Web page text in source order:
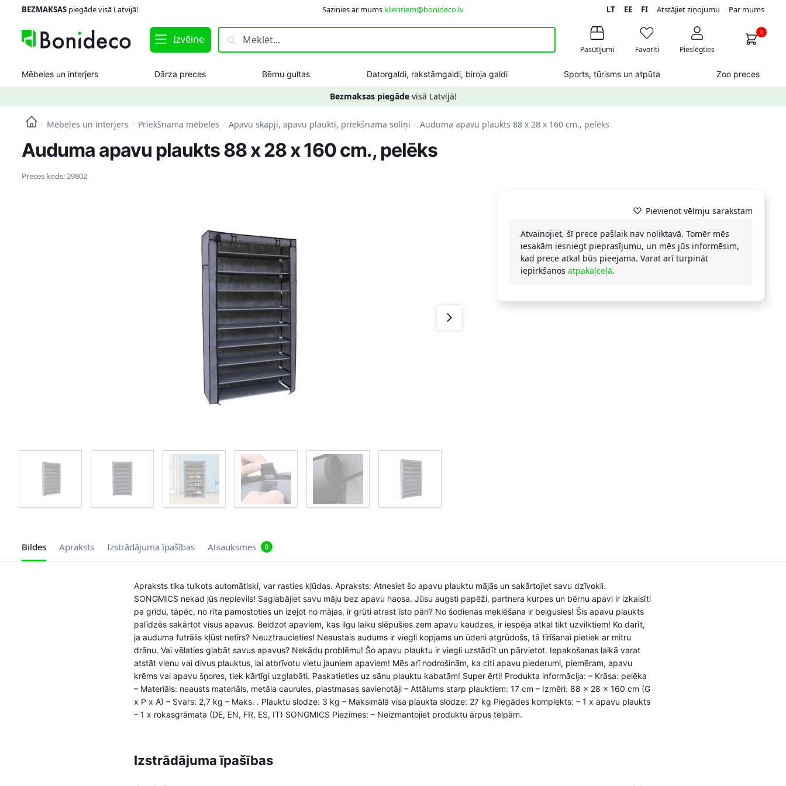
navigation
content
BEZMAKSASpiegāde visā Latvijā! Sazinies ar mums klientiem@bonideco.lv LT EE FIAtstājiet ziņojumu Par mums
Izvēlne
Meklēt:
Pasūtījumi Favorīti Pieslēgties
0
Mēbeles un interjers Dārza preces Bērnu gultas Datorgaldi, rakstāmgaldi, biroja galdi Sports, tūrisms un atpūta Zoo preces
Bezmaksas piegādevisā Latvijā!
/ Mēbeles un interjers / Priekšnama mēbeles / Apavu skapji, apavu plaukti, priekšnama soliņi / Auduma apavu plaukts 88 x 28 x 160 cm., pelēks
Auduma apavu plaukts 88 x 28 x 160 cm., pelēks
Preces kods:29802
Pievienot vēlmju sarakstam
Atvainojiet, šī prece pašlaik nav noliktavā. Tomēr mēs
iesakām iesniegt pieprasījumu, un mēs jūs informēsim,
kad prece atkal būs pieejama. Varat arī turpināt
iepirkšanos atpakaļceļā.
Bildes Apraksts Izstrādājuma īpašības Atsauksmes 0
Apraksts tika tulkots automātiski, var rasties kļūdas. Apraksts: Atnesiet šo apavu plauktu mājās un sakārtojiet savu dzīvokli.
SONGMICS nekad jūs nepievils! Saglabājiet savu māju bez apavu haosa. Jūsu augsti papēži, partnera kurpes un bērnu apavi ir izkaisīti
pa grīdu, tāpēc, no rīta pamostoties un izejot no mājas, ir grūti atrast īsto pāri? No šodienas meklēšana ir beigusies! Šis apavu plaukts
palīdzēs sakārtot visus apavus. Beidzot apaviem, kas ilgu laiku slēpušies zem apavu kaudzes, ir iespēja atkal tikt uzvilktiem! Ko darīt,
ja auduma futrālis kļūst netīrs? Neuztraucieties! Neaustais audums ir viegli kopjams un ūdeni atgrūdošs, tā tīrīšanai pietiek ar mitru
drānu. Vai vēlaties glabāt savus apavus? Nekādu problēmu! Šo apavu plauktu ir viegli uzstādīt un pārvietot. Iepakošanas laikā varat
atstāt vienu vai divus plauktus, lai atbrīvotu vietu jauniem apaviem! Mēs arī nodrošinām, ka citi apavu piederumi, piemēram, apavu
krēms vai apavu šņores, tiek kārtīgi uzglabāti. Paskatieties uz sānu plauktu kabatām! Super ērti! Produkta informācija: – Krāsa: pelēka
– Materiāls: neausts materiāls, metāla caurules, plastmasas savienotāji – Attālums starp plauktiem: 17 cm – Izmēri: 88 x 28 x 160 cm (G
x P x A) – Svars: 2,7 kg – Maks. . Plauktu slodze: 3 kg – Maksimālā visa plaukta slodze: 27 kg Piegādes komplekts: – 1 x apavu plaukts
– 1 x rokasgrāmata (DE, EN, FR, ES, IT) SONGMICS Piezīmes: – Neizmantojiet produktu ārpus telpām.
Izstrādājuma īpašības